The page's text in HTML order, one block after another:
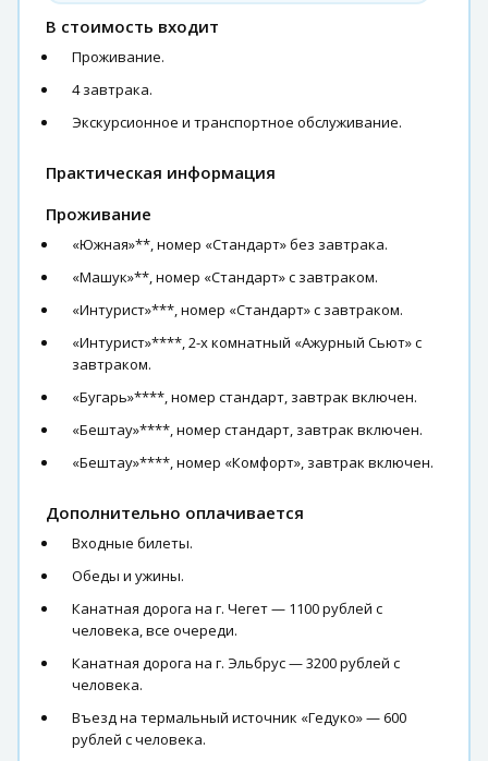
В стоимость входит
Проживание.
4 завтрака.
Экскурсионное и транспортное обслуживание.
Практическая информация
Проживание
«Южная»**, номер «Стандарт» без завтрака.
«Машук»**, номер «Стандарт» с завтраком.
«Интурист»***, номер «Стандарт» с завтраком.
«Интурист»****, 2-х комнатный «Ажурный Сьют» с
завтраком.
«Бугарь»****, номер стандарт, завтрак включен.
«Бештау»****, номер стандарт, завтрак включен.
«Бештау»****, номер «Комфорт», завтрак включен.
Дополнительно оплачивается
Входные билеты.
Обеды и ужины.
Канатная дорога на г. Чегет — 1100 рублей с
человека, все очереди.
Канатная дорога на г. Эльбрус — 3200 рублей с
человека.
Въезд на термальный источник «Гедуко» — 600
рублей с человека.